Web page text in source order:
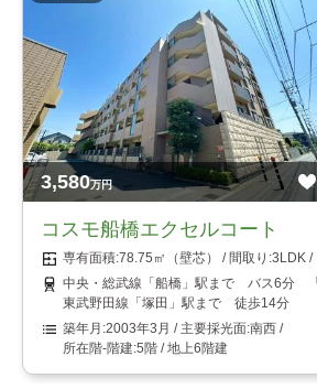
3,580万円
コスモ船橋エクセルコート
78.75㎡（壁芯）
3LDK
中央・総武線「船橋」駅まで バス6分
東武野田線「塚田」駅まで 徒歩14分
2003年3月
南西
5階 / 地上6階建